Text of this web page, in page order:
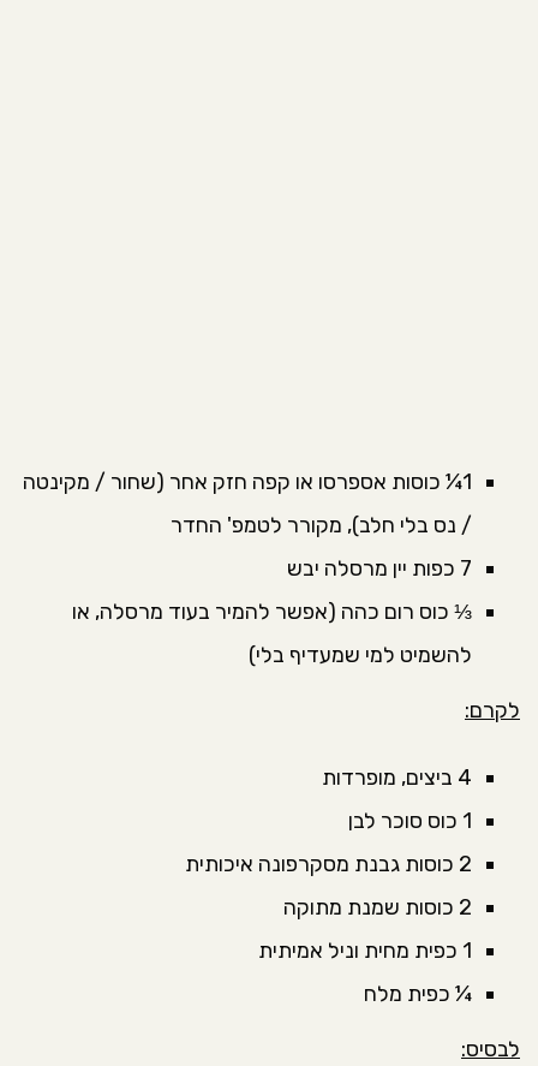
1¼ כוסות
אספרסו או קפה חזק אחר (שחור / מקינטה
/ נס בלי חלב), מקורר לטמפ' החדר
7 כפות יין מרסלה יבש
⅓ כוס רום כהה (אפשר להמיר בעוד מרסלה, או
להשמיט למי שמעדיף בלי)
לקרם:
4 ביצים, מופרדות
1 כוס סוכר לבן
2 כוסות גבנת מסקרפונה איכותית
2 כוסות שמנת מתוקה
1 כפית מחית וניל אמיתית
¼ כפית מלח
לבסיס: